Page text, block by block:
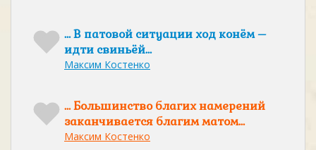
… В патовой ситуации ход конём –
идти свиньёй…
Максим Костенко
… Большинство благих намерений
заканчивается благим матом…
Максим Костенко